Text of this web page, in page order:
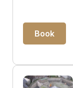
Book